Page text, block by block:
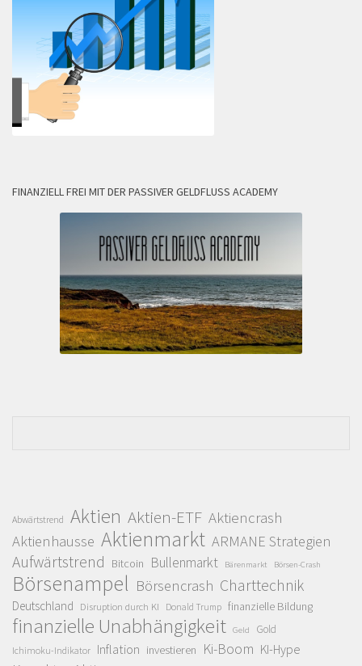
FINANZIELL FREI MIT DER PASSIVER GELDFLUSS ACADEMY
Abwärtstrend Aktien Aktien-ETF Aktiencrash
Aktienhausse Aktienmarkt ARMANE Strategien
Aufwärtstrend Bitcoin Bullenmarkt Bärenmarkt Börsen-Crash
Börsenampel Börsencrash Charttechnik
Deutschland Disruption durch KI Donald Trump finanzielle Bildung
finanzielle Unabhängigkeit Geld Gold
Ichimoku-Indikator Inflation investieren Ki-Boom KI-Hype